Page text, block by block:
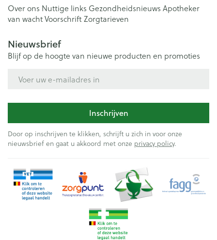
Over ons Nuttige links Gezondheidsnieuws Apotheker
van wachtVoorschriftZorgtarieven
Nieuwsbrief
Blijf op de hoogte van nieuwe producten en promoties
Inschrijven
Door op inschrijven te klikken, schrijft u zich in voor onze
nieuwsbrief en gaat u akkoord met onze privacy policy.